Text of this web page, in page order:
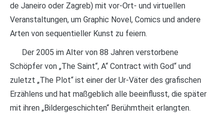
de Janeiro oder Zagreb) mit vor-Ort- und virtuellen
Veranstaltungen, um Graphic Novel, Comics und andere
Arten von sequentieller Kunst zu feiern.
Der 2005 im Alter von 88 Jahren verstorbene
Schöpfer von „The Saint“, A“ Contract with God“ und
zuletzt „The Plot“ ist einer der Ur-Väter des grafischen
Erzählens und hat maßgeblich alle beeinflusst, die später
mit ihren „Bildergeschichten“ Berühmtheit erlangten.